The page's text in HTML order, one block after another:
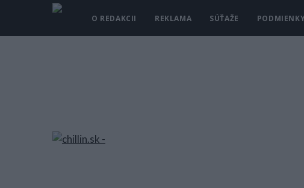
O REDAKCII REKLAMA SÚŤAŽE